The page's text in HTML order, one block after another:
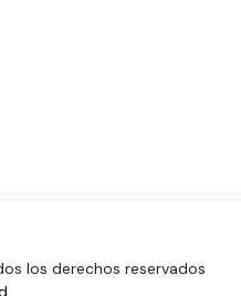
los derechos reservados